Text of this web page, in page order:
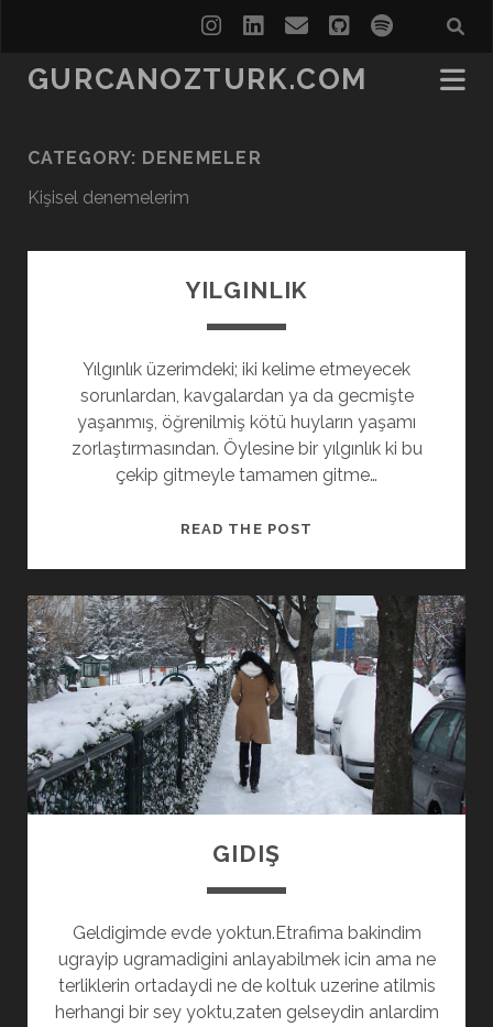
instagram
linkedin
emailgithubspotify
GURCANOZTURK.COM
CATEGORY: DENEMELER
Kişisel denemelerim
YILGINLIK
Yılgınlık üzerimdeki; iki kelime etmeyecek
sorunlardan, kavgalardan ya da gecmişte
yaşanmış, öğrenilmiş kötü huyların yaşamı
zorlaştırmasından. Öylesine bir yılgınlık ki bu
çekip gitmeyle tamamen gitme…
READ THE POST
GIDIŞ
Geldigimde evde yoktun.Etrafima bakindim
ugrayip ugramadigini anlayabilmek icin ama ne
terliklerin ortadaydi ne de koltuk uzerine atilmis
herhangi bir sey yoktu,zaten gelseydin anlardim